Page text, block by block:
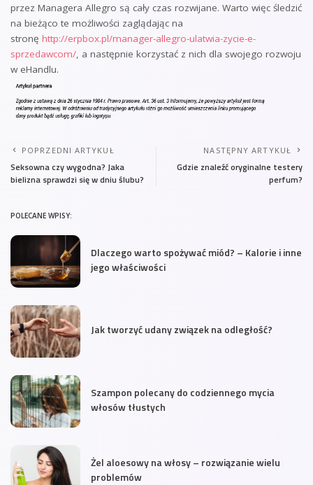
przez Managera Allegro są cały czas rozwijane. Warto więc śledzić
na bieżąco te możliwości zaglądając na
stronę http://erpbox.pl/manager-allegro-ulatwia-zycie-e-
sprzedawcom/, a następnie korzystać z nich dla swojego rozwoju
w eHandlu.
POPRZEDNI ARTYKUŁ
Seksowna czy wygodna? Jaka
bielizna sprawdzi się w dniu ślubu?
NASTĘPNY ARTYKUŁ
Gdzie znaleźć oryginalne testery
perfum?
POLECANE WPISY:
Dlaczego warto spożywać miód? – Kalorie i inne
jego właściwości
Jak tworzyć udany związek na odległość?
Szampon polecany do codziennego mycia
włosów tłustych
Żel aloesowy na włosy – rozwiązanie wielu
problemów